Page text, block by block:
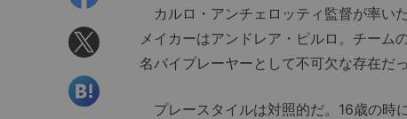
カルロ・アンチェロッティ監督が率い
メイカーはアンドレア・ピルロ。チーム
名バイプレーヤーとして不可欠な存在だっ
プレースタイルは対照的だ。16歳の時